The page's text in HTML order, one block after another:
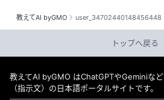
教えてAI byGMO user_34702440148456448
トップへ戻る
教えてAI byGMO はChatGPTやGeminiな
（指示文）の日本語ポータルサイトです。